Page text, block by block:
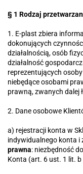
§ 1 Rodzaj
1. E-plast zbiera
dokonujących
działalnością, osób
działalność
reprezentujących
niebędące osobami
prawną, zwanych dalej
2. Dane osobowe
a) rejestracji konta w
indywidualnego konta i
prawna: niezbędność
Konta (art. 6 ust. 1 lit. b